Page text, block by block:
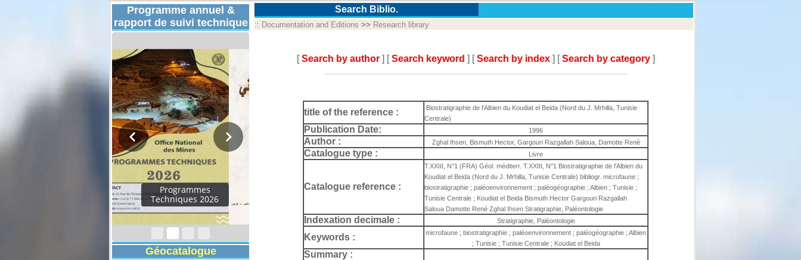
Programme annuel &
rapport de suivi technique
Rapport d'activités
2024
Géocatalogue
Search Biblio.
:: Documentation and Editions >> Research library
[Search by author ] [Search keyword ] [Search by index ] [Search by category ]
title of the reference :
Biostratigraphie de l'Albien du Koudiat el Beida (Nord du J. Mrhilla, Tunisie
Centrale)
Publication Date: 1996
Author : Zghal Ihsen, Bismuth Hector, Gargouri Razgallah Saloua, Damotte René
Catalogue type : Livre
Catalogue reference :
T.XXIII, N°1 (FRA) Géol. méditerr. T.XXIII, N°1 Biostratigraphie de l'Albien du
Koudiat el Beida (Nord du J. Mrhilla, Tunisie Centrale) bibliogr. microfaune ;
biostratigraphie ; paléoenvironnement ; paléogéographie ; Albien ; Tunisie ;
Tunisie Centrale ; Koudiat el Beida Bismuth Hector Gargouri Razgallah
Saloua Damotte René Zghal Ihsen Stratigraphie, Paléontologie
Indexation decimale : Stratigraphie, Paléontologie
Keywords :
microfaune ; biostratigraphie ; paléoenvironnement ; paléogéographie ; Albien
; Tunisie ; Tunisie Centrale ; Koudiat el Beida
Summary :